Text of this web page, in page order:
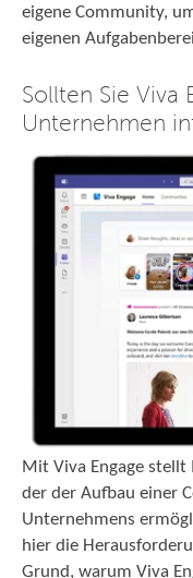
eigene Community,
eigenen
Sollten Sie Viva
Unternehmen
Mit Viva Engage
der der Aufbau einer
Unternehmens
hier die
Grund, warum Viva